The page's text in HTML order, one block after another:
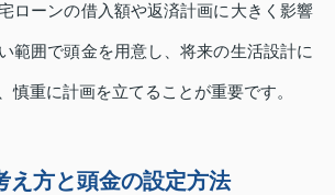
ローンの借入額や返済計画に大きく影響
範囲で頭金を用意し、将来の生活設計に
慎重に計画を立てることが重要です。
え方と頭金の設定方法